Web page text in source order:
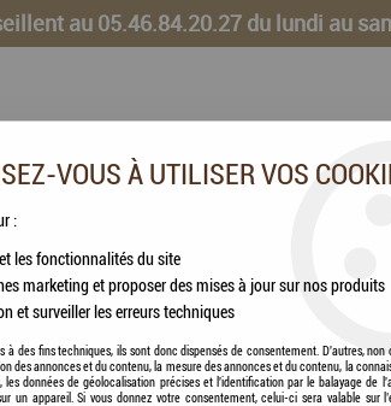
au 05.46.84.20.27 du lundi au
VOLAILLES ANIMAUX DE LA
VOUS À UTILISER VOS
:
les fonctionnalités du site
marketing et proposer des mises à jour sur nos produits
et surveiller les erreurs techniques
à des fins techniques, ils sont donc dispensés de consentement. D'autres, non
des annonces et du contenu, la mesure des annonces et du contenu, la
les données de géolocalisation précises et l'identification par le balayage de
un appareil. Si vous donnez votre consentement, celui-ci sera valable sur